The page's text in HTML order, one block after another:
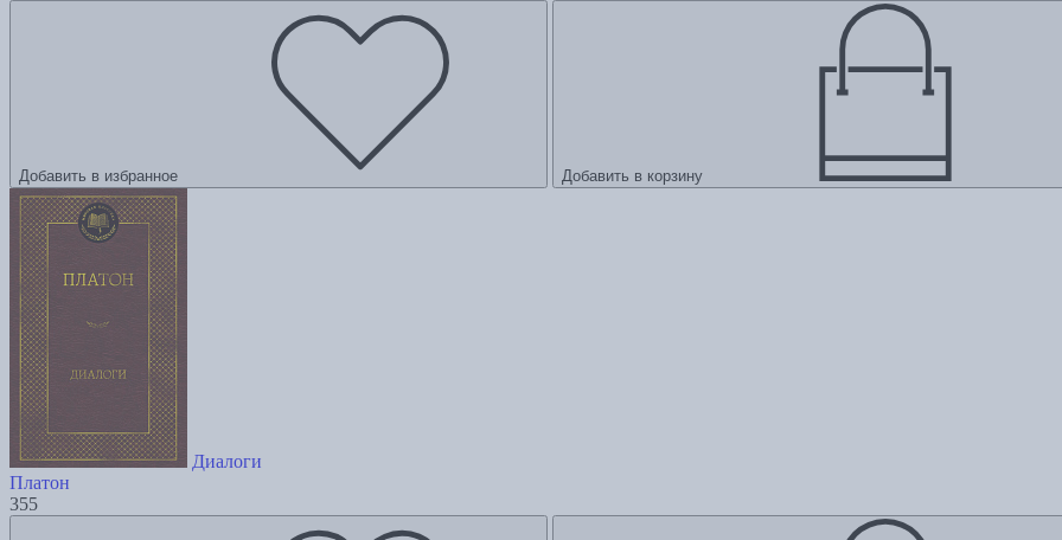
Добавить в избранное Добавить в корзину
Диалоги
Платон
355